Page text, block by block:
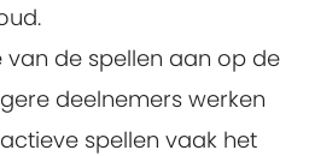
van de spellen aan op de
deelnemers werken
spellen vaak het